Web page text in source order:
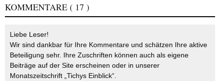
KOMMENTARE ( 17 )
Liebe Leser!
Wir sind dankbar für Ihre Kommentare und schätzen Ihre aktive
Beteiligung sehr. Ihre Zuschriften können auch als eigene
Beiträge auf der Site erscheinen oder in unserer
Monatszeitschrift „Tichys Einblick“.